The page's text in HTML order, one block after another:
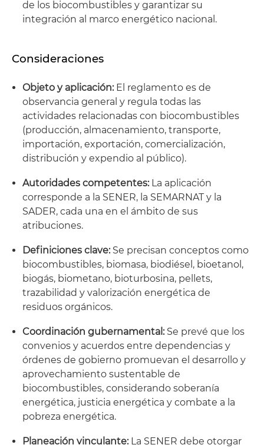
de los biocombustibles y garantizar su
integración al marco energético nacional.
Consideraciones
Objeto y aplicación:El reglamento es de
observancia general y regula todas las
actividades relacionadas con biocombustibles
(producción, almacenamiento, transporte,
importación, exportación, comercialización,
distribución y expendio al público).
Autoridades competentes:La aplicación
corresponde a la SENER, la SEMARNAT y la
SADER, cada una en el ámbito de sus
atribuciones.
Definiciones clave:Se precisan conceptos como
biocombustibles, biomasa, biodiésel, bioetanol,
biogás, biometano, bioturbosina, pellets,
trazabilidad y valorización energética de
residuos orgánicos.
Coordinación gubernamental:Se prevé que los
convenios y acuerdos entre dependencias y
órdenes de gobierno promuevan el desarrollo y
aprovechamiento sustentable de
biocombustibles, considerando soberanía
energética, justicia energética y combate a la
pobreza energética.
Planeación vinculante:La SENER debe otorgar